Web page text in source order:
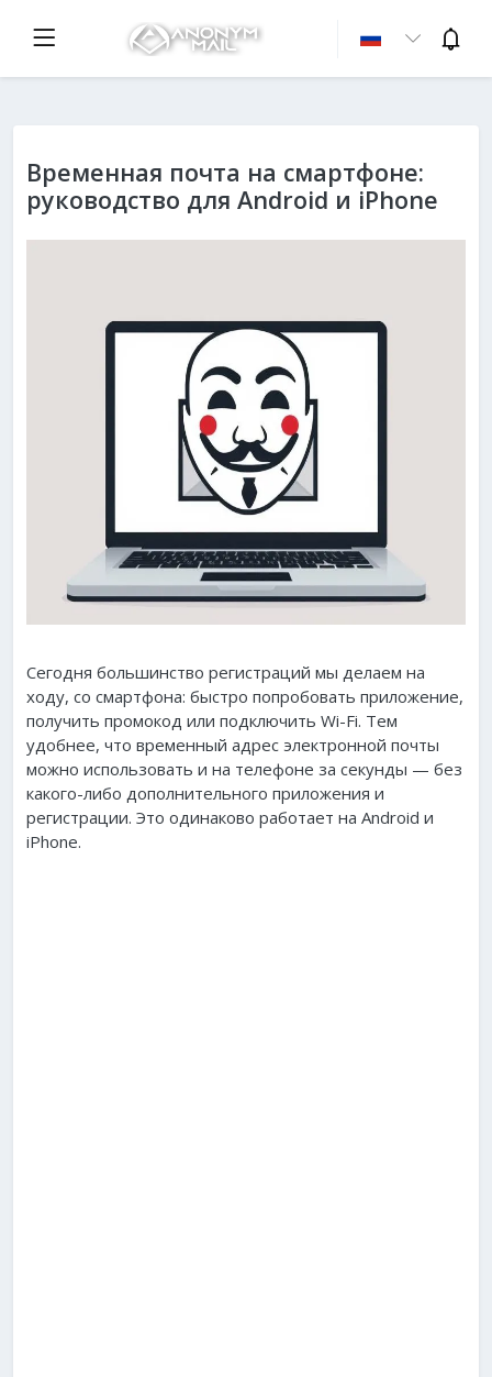
Временная почта на смартфоне:
руководство для Android и iPhone
Сегодня большинство регистраций мы делаем на
ходу, со смартфона: быстро попробовать приложение,
получить промокод или подключить Wi-Fi. Тем
удобнее, что временный адрес электронной почты
можно использовать и на телефоне за секунды — без
какого-либо дополнительного приложения и
регистрации. Это одинаково работает на Android и
iPhone.